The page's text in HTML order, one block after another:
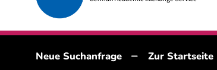
Neue Suchanfrage – Zur Startseite